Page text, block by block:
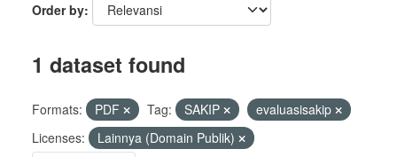
Order by
1 dataset found
Formats: PDF Tag: SAKIP
evaluasisakip
Licenses:
Lainnya (Domain Publik)